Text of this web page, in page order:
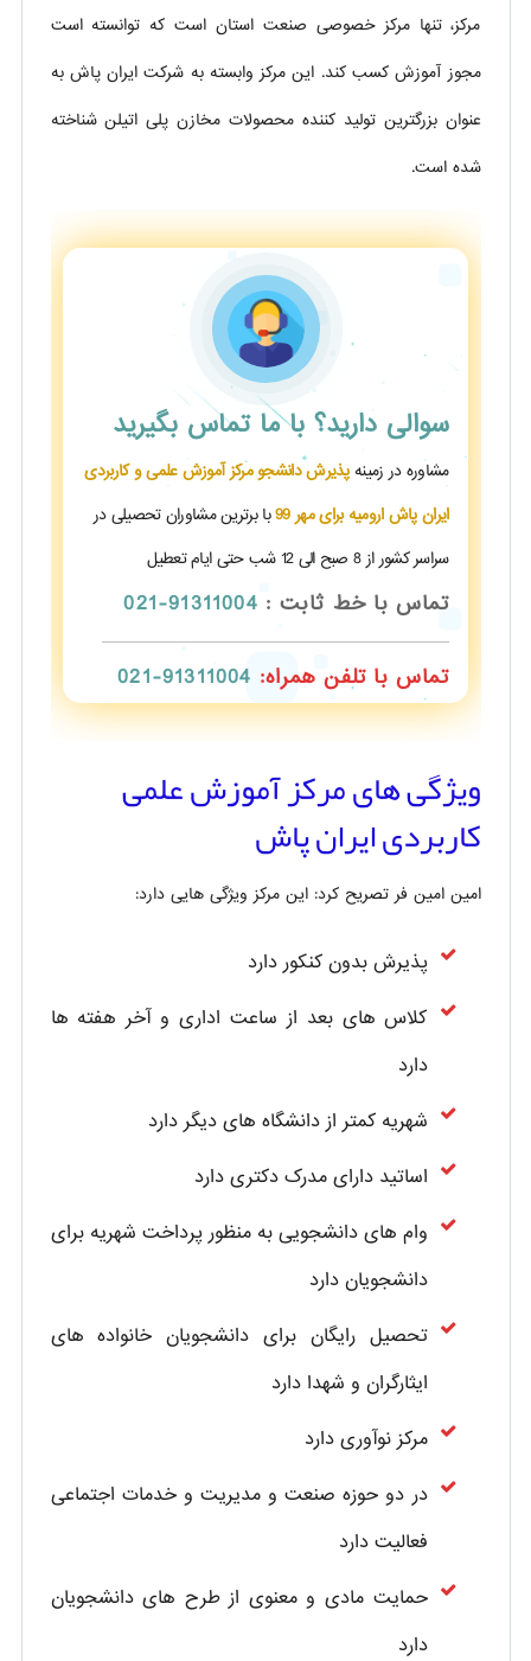
مرکز، تنها مرکز خصوصی صنعت استان است که توانسته است
مجوز آموزش کسب کند. این مرکز وابسته به شرکت ایران پاش به
عنوان بزرگترین تولید کننده محصولات مخازن پلی اتیلن شناخته
شده است.
سوالی دارید؟ با ما تماس بگیرید
مشاوره در زمینهپذیرش دانشجو مرکز آموزش علمی و کاربردی
ایران پاش ارومیه برای مهر 99
با برترین مشاوران تحصیلی در
سراسر کشور از 8 صبح الی 12 شب حتی ایام تعطیل
تماس با خط ثابت : 91311004-021
تماس با تلفن همراه: 91311004-021
ویژگی های مرکز آموزش علمی
کاربردی ایران پاش
امین امین فر تصریح کرد: این مرکز ویژگی هایی دارد:
پذیرش بدون کنکور دارد
کلاس های بعد از ساعت اداری و آخر هفته ها
دارد
شهریه کمتر از دانشگاه های دیگر دارد
اساتید دارای مدرک دکتری دارد
وام های دانشجویی به منظور پرداخت شهریه برای
دانشجویان دارد
تحصیل رایگان برای دانشجویان خانواده های
ایثارگران و شهدا دارد
مرکز نوآوری دارد
در دو حوزه صنعت و مدیریت و خدمات اجتماعی
فعالیت دارد
حمایت مادی و معنوی از طرح های دانشجویان
دارد